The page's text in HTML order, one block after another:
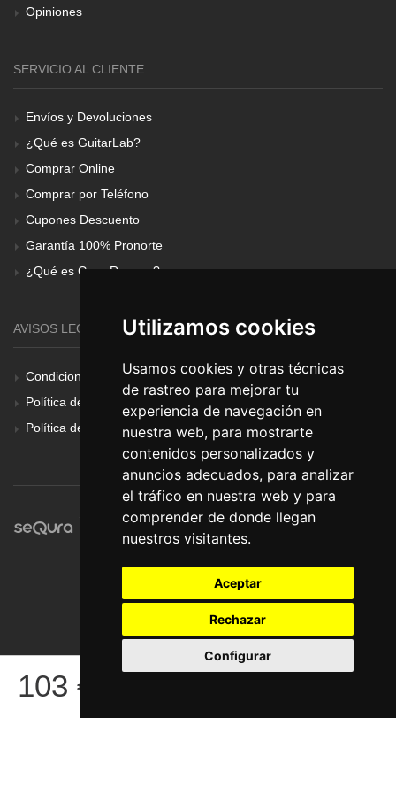
Utilizamos cookies
Usamos cookies y otras técnicas
de rastreo para mejorar tu
experiencia de navegación en
nuestra web, para mostrarte
contenidos personalizados y
anuncios adecuados, para analizar
el tráfico en nuestra web y para
comprender de donde llegan
nuestros visitantes.
Aceptar
Rechazar
Configurar
103 €
Opiniones
SERVICIO AL CLIENTE
Envíos y Devoluciones
¿Qué es GuitarLab?
Comprar Online
Comprar por Teléfono
Cupones Descuento
Garantía 100% Pronorte
¿Qué es Gear Renove?
AVISOS LEGALES
Condiciones Generales
Política de Cookies
Política de Privacidad
© Pronorte Sonido SL. Todos los derechos reservados.